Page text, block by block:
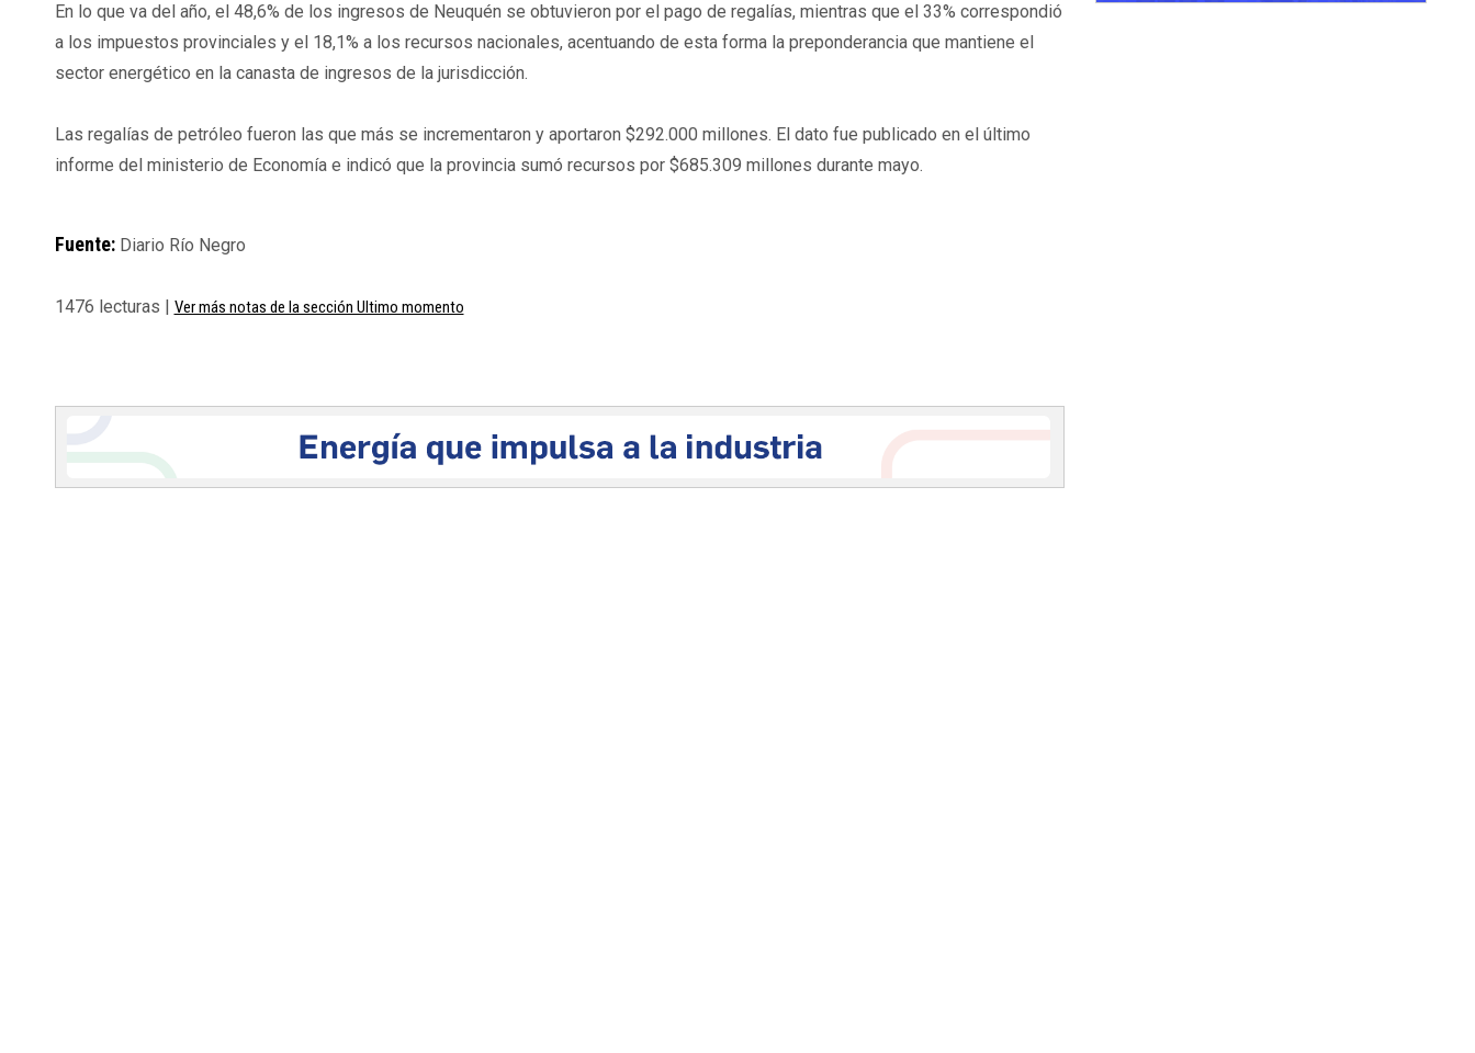
En lo que va del año, el 48,6% de los ingresos de Neuquén se obtuvieron por el pago de regalías, mientras que el 33% correspondió
a los impuestos provinciales y el 18,1% a los recursos nacionales, acentuando de esta forma la preponderancia que mantiene el
sector energético en la canasta de ingresos de la jurisdicción.
Las regalías de petróleo fueron las que más se incrementaron y aportaron $292.000 millones. El dato fue publicado en el último
informe del ministerio de Economía e indicó que la provincia sumó recursos por $685.309 millones durante mayo.
Fuente:Diario Río Negro
1476 lecturas | Ver más notas de la sección Ultimo momento